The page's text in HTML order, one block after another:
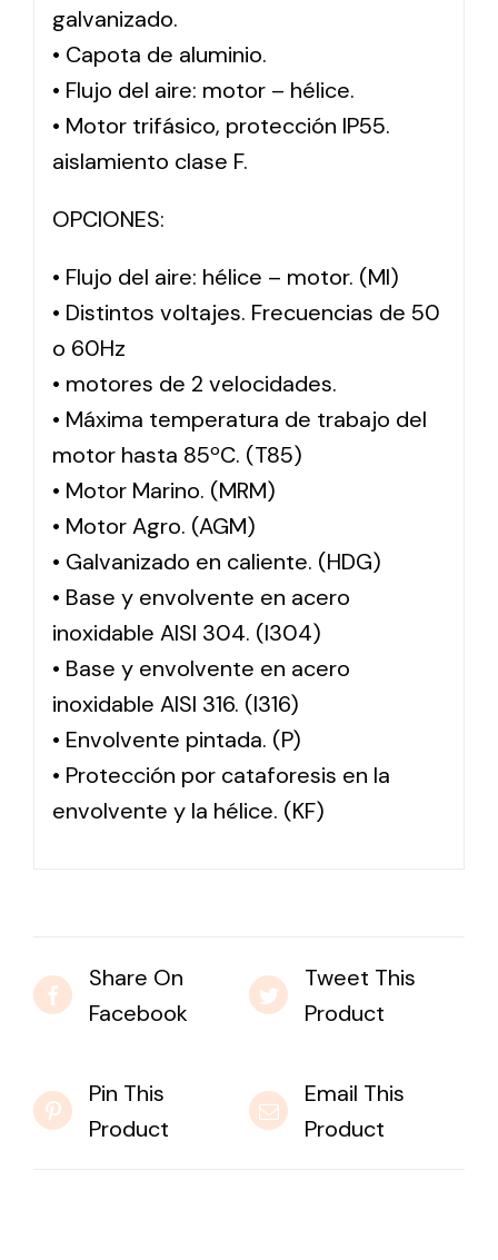
galvanizado.
• Capota de aluminio.
• Flujo del aire: motor – hélice.
• Motor trifásico, protección IP55.
aislamiento clase F.
OPCIONES:
• Flujo del aire: hélice – motor. (MI)
• Distintos voltajes. Frecuencias de 50
o 60Hz
• motores de 2 velocidades.
• Máxima temperatura de trabajo del
motor hasta 85ºC. (T85)
• Motor Marino. (MRM)
• Motor Agro. (AGM)
• Galvanizado en caliente. (HDG)
• Base y envolvente en acero
inoxidable AISI 304. (I304)
• Base y envolvente en acero
inoxidable AISI 316. (I316)
• Envolvente pintada. (P)
• Protección por cataforesis en la
envolvente y la hélice. (KF)
Share On
Facebook
Tweet This
Product
Pin This
Product
Email This
Product